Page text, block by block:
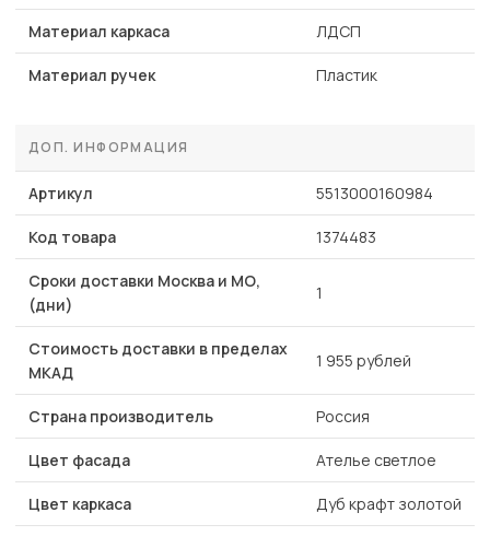
Материал каркаса ЛДСП
Материал ручек Пластик
ДОП. ИНФОРМАЦИЯ
Артикул 5513000160984
Код товара 1374483
Сроки доставки Москва и МО,
(дни)
1
Стоимость доставки в пределах
МКАД
1 955 рублей
Страна производитель Россия
Цвет фасада Ателье светлое
Цвет каркаса Дуб крафт золотой